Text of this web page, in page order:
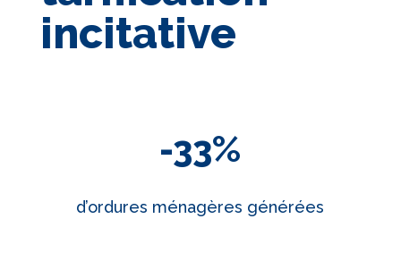
incitative
-33%
d’ordures ménagères générées